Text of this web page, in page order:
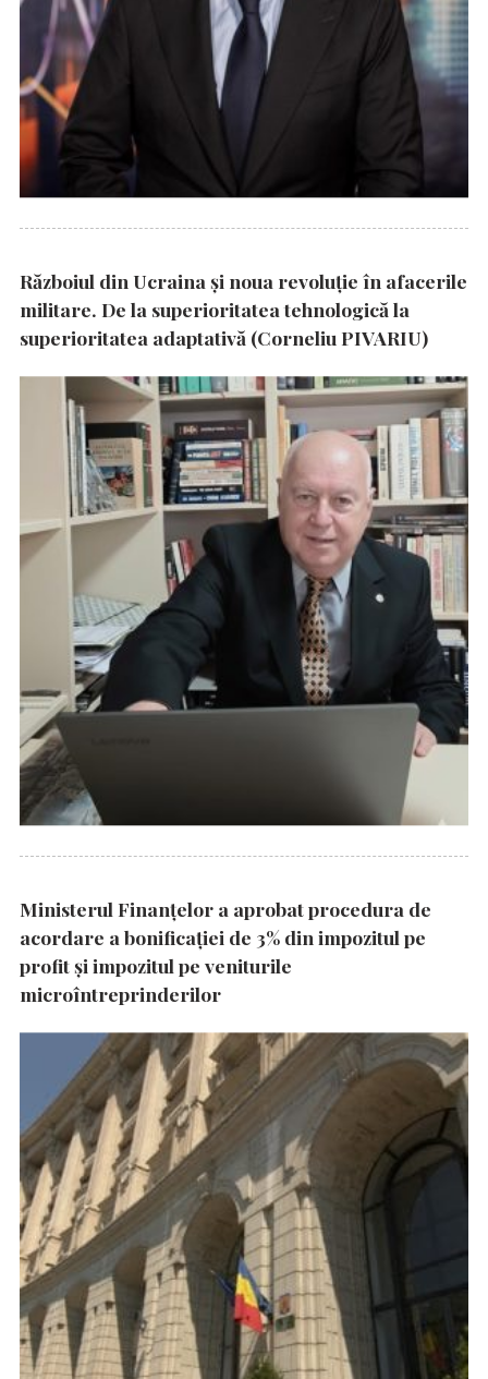
Războiul din Ucraina și noua revoluție în afacerile
militare. De la superioritatea tehnologică la
superioritatea adaptativă (Corneliu PIVARIU)
Ministerul Finanțelor a aprobat procedura de
acordare a bonificației de 3% din impozitul pe
profit și impozitul pe veniturile
microîntreprinderilor